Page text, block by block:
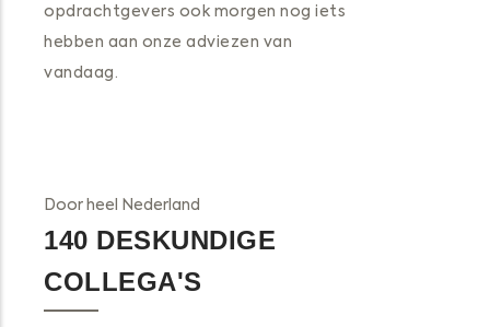
opdrachtgevers ook morgen nog iets
hebben aan onze adviezen van
vandaag.
Door heel Nederland
140 DESKUNDIGE
COLLEGA'S